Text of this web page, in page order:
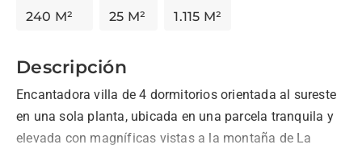
240 M² 25 M² 1.115 M²
Descripción
Encantadora villa de 4 dormitorios orientada al sureste
en una sola planta, ubicada en una parcela tranquila y
elevada con magníficas vistas a la montaña de La